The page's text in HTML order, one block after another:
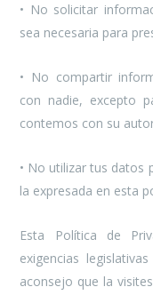
• No solicitar
sea necesaria para
• No compartir
con nadie, excepto
contemos con su
• No utilizar tus datos
la expresada en esta
Esta Política de
exigencias
aconsejo que la